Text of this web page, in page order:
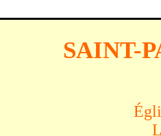
SAINT-